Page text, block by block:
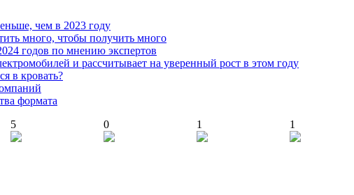
чем в 2023 году
много, чтобы получить много
годов по мнению экспертов
и рассчитывает на уверенный рост в этом году
в кровать?
формата
5 0 1 1